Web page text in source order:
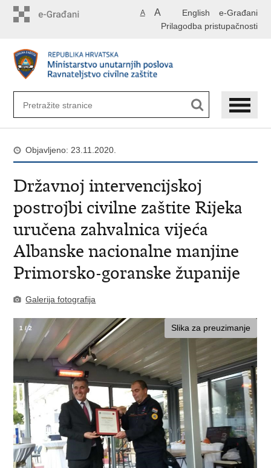
English e-Građani
A A
Prilagodba pristupačnosti
Objavljeno: 23.11.2020.
Državnoj intervencijskoj
postrojbi civilne zaštite Rijeka
uručena zahvalnica vijeća
Albanske nacionalne manjine
Primorsko-goranske županije
Galerija fotografija
Slika za preuzimanje
1 /2